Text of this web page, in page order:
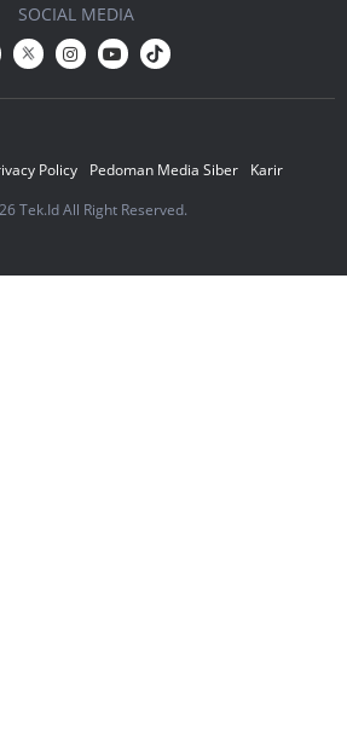
Policy Pedoman Media Siber
Karir
Tek.Id All Right Reserved.
SOCIAL MEDIA